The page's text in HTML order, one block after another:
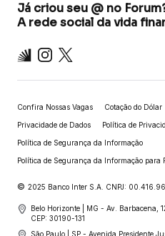
Já criou seu @ no
A rede social da vida
Inter Instagram
X
Confira Nossas Vagas Cotação do Dólar
Privacidade de Dados Política de
Política de Segurança da Informação
Política de Segurança da Informação para
© 2025 Banco Inter S.A. CNPJ:
Belo Horizonte | MG - Av. Barbacena,
CEP: 30190-131
São Paulo | SP - Avenida Presidente